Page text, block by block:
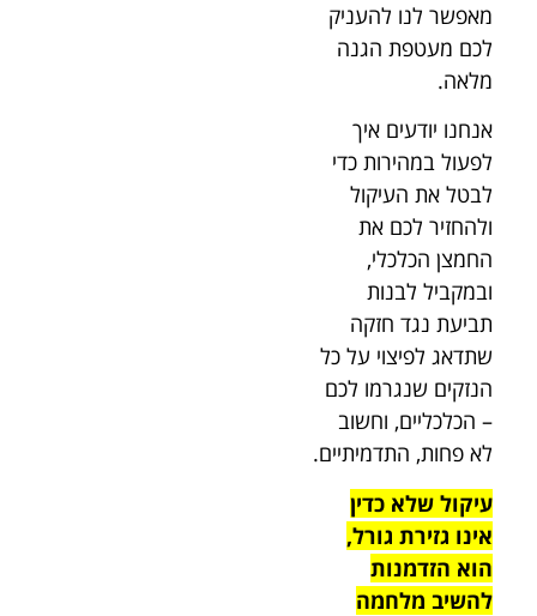
מאפשר לנו להעניק
לכם מעטפת הגנה
מלאה.
אנחנו יודעים איך
לפעול במהירות כדי
לבטל את העיקול
ולהחזיר לכם את
החמצן הכלכלי,
ובמקביל לבנות
תביעת נגד חזקה
שתדאג לפיצוי על כל
הנזקים שנגרמו לכם
– הכלכליים, וחשוב
לא פחות, התדמיתיים.
עיקול שלא כדין
אינו גזירת גורל,
הוא הזדמנות
להשיב מלחמה